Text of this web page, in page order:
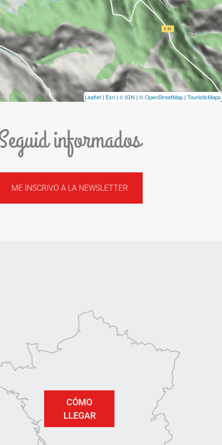
Leaflet | Esri | © IGN | © OpenStreetMap | TouristicMaps
informados
ME INSCRIVO A LA NEWSLETTER
CÓMO
LLEGAR